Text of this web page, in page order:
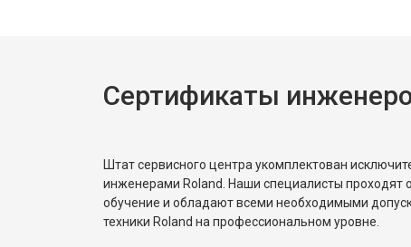
Сертификаты
Штат сервисного центра укомплектован
инженерами Roland. Наши специалисты проходят
обучение и обладают всеми необходимыми
техники Roland на профессиональном уровне.